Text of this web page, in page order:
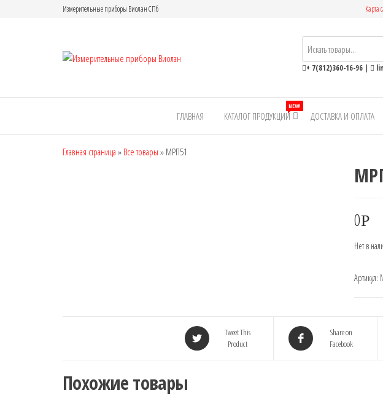
Измерительные приборы Виолан СПб Карта
Измерительные
Виолан
+ 7(812)360-16-96 |
ГЛАВНАЯ КАТАЛОГ ПРОДУКЦИИ
NEW!
ДОСТАВКА И ОПЛАТА
Главная страница » Все товары » МРП51
0Р
Нет в
Артикул:
Tweet This
Product
Share on
Facebook
Похожие товары